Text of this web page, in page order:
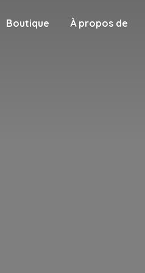
Boutique À propos de